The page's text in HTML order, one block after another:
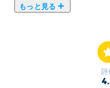
もっと見る
を征服するバトル ス
ップグレードし、戦
配置し、素晴らしい
評